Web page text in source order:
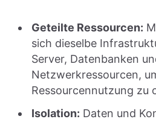
Geteilte Ressourcen:
sich dieselbe
Server, Datenbanken
Netzwerkressourcen,
Ressourcennutzung zu
Isolation: Daten und